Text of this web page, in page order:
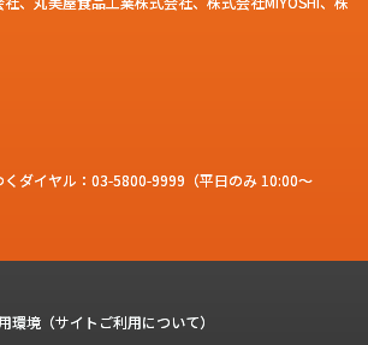
ダイヤル： 03-5800-9999 （平日のみ 10:00～
環境（サイトご利用について）